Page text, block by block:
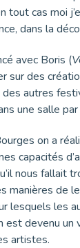
tout cas moi
dans la
avec Boris (
sur des
des autres
une salle
on a
capacités
nous fallait
manières de
lesquels les
est devenu un
artistes.